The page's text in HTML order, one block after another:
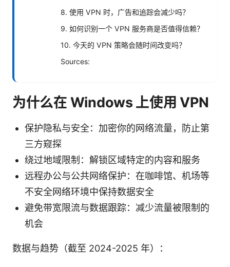
8. 使用 VPN 时，广告和追踪会减少吗？
9. 如何识别一个 VPN 服务商是否值得信赖？
10. 今天的 VPN 策略会随时间改变吗？
Sources:
为什么在 Windows 上使用 VPN
保护隐私与安全：加密你的网络流量，防止第
三方窥探
绕过地域限制：解锁区域特定的内容和服务
远程办公与公共网络保护：在咖啡馆、机场等
不安全网络环境中保持数据安全
避免带宽限流与数据跟踪：减少流量被限制的
机会
数据与趋势（截至 2024-2025 年）：